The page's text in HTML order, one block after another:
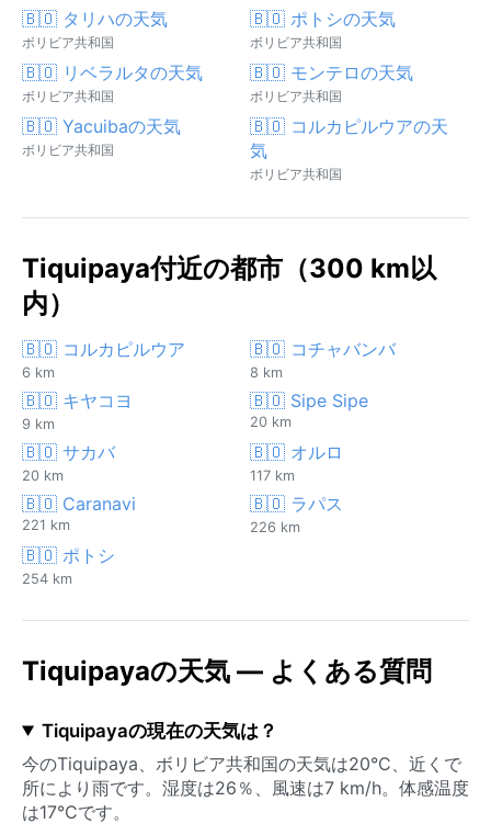
🇧🇴 タリハの天気
ボリビア共和国
🇧🇴 ポトシの天気
ボリビア共和国
🇧🇴 リベラルタの天気
ボリビア共和国
🇧🇴 モンテロの天気
ボリビア共和国
🇧🇴 Yacuibaの天気
ボリビア共和国
🇧🇴 コルカピルウアの天
気
ボリビア共和国
Tiquipaya付近の都市（300 km以
内）
🇧🇴 コルカピルウア
6 km
🇧🇴 コチャバンバ
8 km
🇧🇴 キヤコヨ
9 km
🇧🇴 Sipe Sipe
20 km
🇧🇴 サカバ
20 km
🇧🇴 オルロ
117 km
🇧🇴 Caranavi
221 km
🇧🇴 ラパス
226 km
🇧🇴 ポトシ
254 km
Tiquipayaの天気 — よくある質問
Tiquipayaの現在の天気は？
今のTiquipaya、ボリビア共和国の天気は20°C、近くで
所により雨です。湿度は26％、風速は7 km/h。体感温度
は17°Cです。